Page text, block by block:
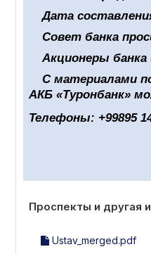
Дата
Совет банка
Акционеры
С материалами
АКБ «Туронбанк»
Телефоны: +99895
Проспекты и другая
Ustav_merged.pdf